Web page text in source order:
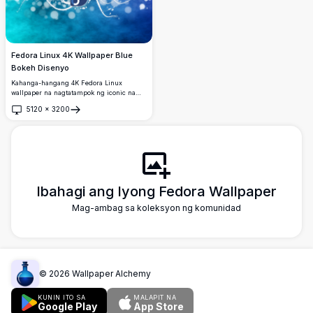
Fedora Linux 4K Wallpaper Blue
Bokeh Disenyo
Kahanga-hangang 4K Fedora Linux
wallpaper na nagtatampok ng iconic na
na puting ribbon at maliwanag na bokeh
5120 × 3200
Buksan
Ibahagi ang Iyong Fedora Wallpaper
Mag-ambag sa koleksyon ng komunidad
© 2026 Wallpaper Alchemy
KUNIN ITO SA
Google Play
MALAPIT NA
App Store